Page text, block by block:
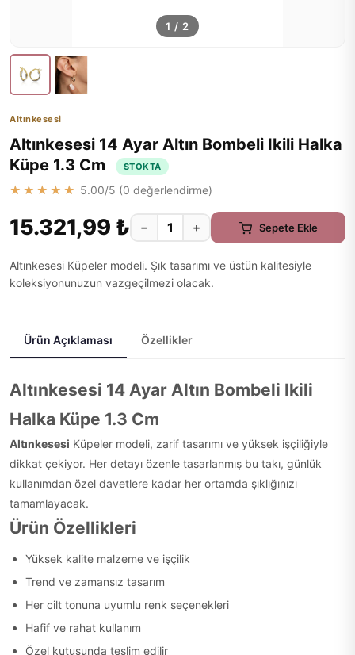
1 / 2
Altınkesesi
Altınkesesi 14 Ayar Altın Bombeli Ikili Halka
Küpe 1.3 Cm
STOKTA
★★★★★ 5.00/5 (0 değerlendirme)
15.321,99 ₺ − + Sepete Ekle
Altınkesesi Küpeler modeli. Şık tasarımı ve üstün kalitesiyle
koleksiyonunuzun vazgeçilmezi olacak.
Ürün Açıklaması Özellikler
Altınkesesi 14 Ayar Altın Bombeli Ikili
Halka Küpe 1.3 Cm
Altınkesesi Küpeler modeli, zarif tasarımı ve yüksek işçiliğiyle
dikkat çekiyor. Her detayı özenle tasarlanmış bu takı, günlük
kullanımdan özel davetlere kadar her ortamda şıklığınızı
tamamlayacak.
Ürün Özellikleri
Yüksek kalite malzeme ve işçilik
Trend ve zamansız tasarım
Her cilt tonuna uyumlu renk seçenekleri
Hafif ve rahat kullanım
Özel kutusunda teslim edilir